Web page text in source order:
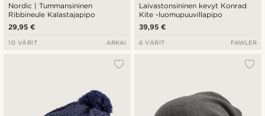
Nordic | Tummansininen
Ribbineule Kalastajapipo
29,95 €
10 VÄRIT ARKAI
Laivastonsininen kevyt Konrad
Kite -luomupuuvillapipo
39,95 €
6 VÄRIT FAWLER